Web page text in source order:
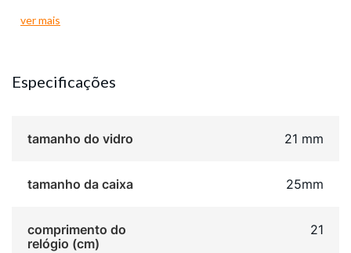
A resistência à água de 5 ATM e o fundo rosqueado
ver mais
Especificações
tamanho do vidro 21 mm
tamanho da caixa 25mm
comprimento do
relógio (cm)
21